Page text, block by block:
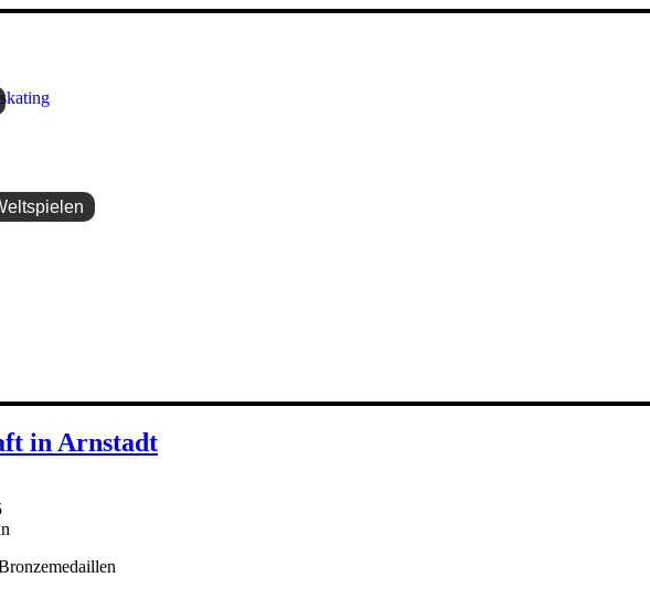
in Arnstadt